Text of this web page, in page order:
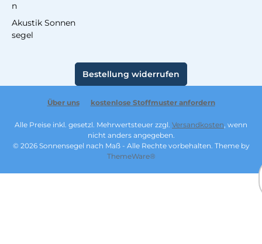
n
Akustik Sonnen
segel
Bestellung widerrufen
Über uns kostenlose Stoffmuster anfordern
Alle Preise inkl. gesetzl. Mehrwertsteuer zzgl. Versandkosten, wenn
nicht anders angegeben.
© 2026 Sonnensegel nach Maß - Alle Rechte vorbehalten. Theme by
ThemeWare®